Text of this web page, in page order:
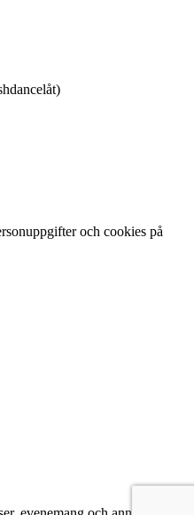
och cookies på